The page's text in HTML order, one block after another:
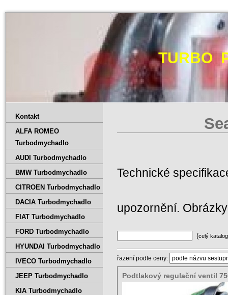
TURBO
Technické
upozornění.
(celý katalog
řazení podle ceny:
Podtlakový regulační ventil
Kontakt
ALFA ROMEO
Turbodmychadlo
AUDI Turbodmychadlo
BMW Turbodmychadlo
CITROEN Turbodmychadlo
DACIA Turbodmychadlo
FIAT Turbodmychadlo
FORD Turbodmychadlo
HYUNDAI Turbodmychadlo
IVECO Turbodmychadlo
JEEP Turbodmychadlo
KIA Turbodmychadlo